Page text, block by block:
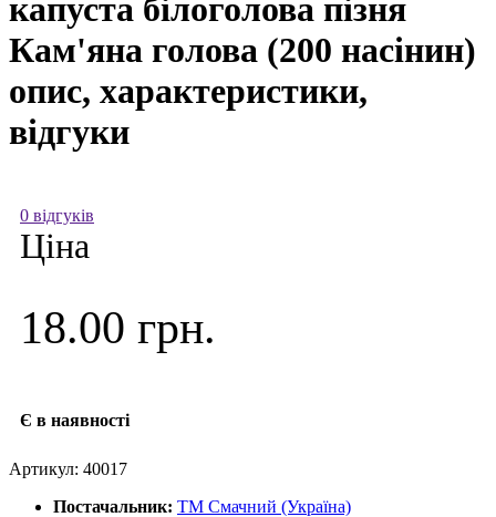
капуста білоголова пізня
Кам'яна голова (200 насінин)
опис, характеристики,
відгуки
0 відгуків
Ціна
18.00 грн.
Є в наявності
Артикул: 40017
Постачальник: ТМ Смачний (Україна)